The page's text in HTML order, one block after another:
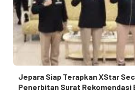
Jepara Siap Terapkan XStar
Penerbitan Surat Rekomendasi